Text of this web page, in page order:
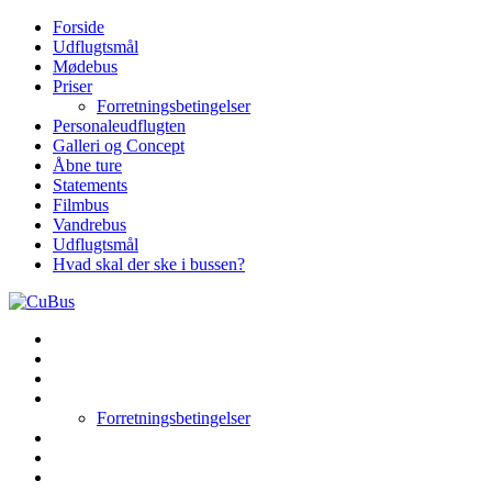
Skip
content
Forside
Udflugtsmål
Mødebus
Priser
Forretningsbetingelser
Personaleudflugten
Galleri og Concept
Åbne ture
Statements
Filmbus
Vandrebus
Udflugtsmål
Hvad skal der ske i bussen?
Forretningsbetingelser